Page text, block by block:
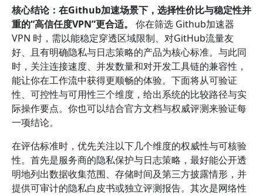
核心结论：在Github加速场景下，选择性价比与稳定性并
重的“高信任度VPN”更合适。
你在筛选 Github加速器
VPN 时，需以能稳定穿透区域限制、对GitHub流量友
好、且有明确隐私与日志策略的产品为核心标准。与此同
时，关注连接速度、并发数量和对开发工具链的兼容性，
能让你在工作流中获得更顺畅的体验。下面将从可验证
性、可控性与可用性三个维度，给出系统的比较路径与实
际操作要点。你也可以结合官方文档与权威评测来验证每
一项结论。
在评估标准时，优先关注以下几个维度的权威性与可核验
性。首先是服务商的隐私保护与日志策略，最好能公开透
明地列出数据收集范围、存储时间及第三方披露情形，并
提供可审计的隐私白皮书或独立评测报告。其次是网络性